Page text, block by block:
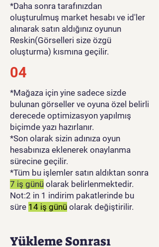
*Daha sonra tarafınızdan
oluşturulmuş market hesabı ve id'ler
alınarak satın aldığınız oyunun
Reskin(Görselleri size özgü
oluşturma) kısmına geçilir.
04
*Mağaza için yine sadece sizde
bulunan görseller ve oyuna özel belirli
derecede optimizasyon yapılmış
biçimde yazı hazırlanır.
*Son olarak sizin adınıza oyun
hesabınıza eklenerek onaylanma
sürecine geçilir.
*Tüm bu işlemler satın aldıktan sonra
7 iş günü olarak belirlenmektedir.
Not:2 in 1 indirim pakatlerinde bu
süre 14 iş günü olarak değiştirilir.
Yükleme Sonrası